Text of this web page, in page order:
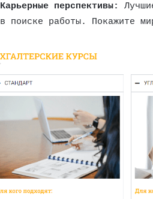
Карьерные перспективы:
в поиске работы. Покажите